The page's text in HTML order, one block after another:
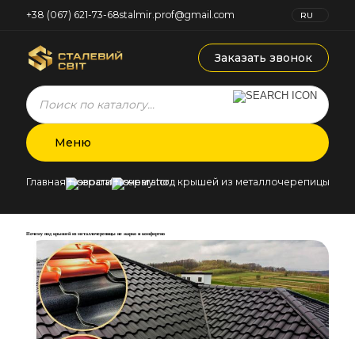
+38 (067) 621-73-68stalmir.prof@gmail.com
RU
Заказать звонок
Products
search
Меню
Главная Новости Почему под крышей из металлочерепицы не
Почему под крышей из металлочерепицы не жарко и комфортно